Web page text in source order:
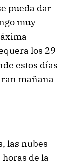
pueda dar
muy
los 29
estos días
mañana
las nubes
de la